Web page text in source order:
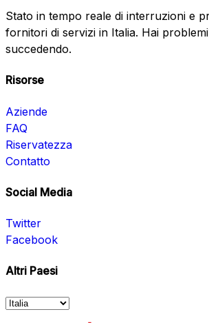
Stato in tempo reale di interruzioni e
fornitori di servizi in Italia. Hai
succedendo.
Risorse
Aziende
FAQ
Riservatezza
Contatto
Social Media
Twitter
Facebook
Altri Paesi